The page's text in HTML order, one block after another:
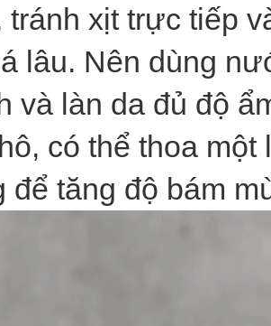
tránh xịt trực tiếp
lâu. Nên dùng
và làn da đủ độ
có thể thoa
để tăng độ bám